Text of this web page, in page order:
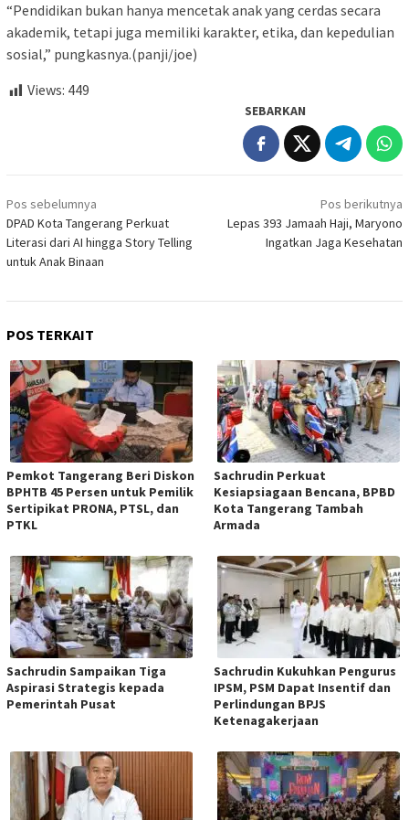
“Pendidikan bukan hanya mencetak anak yang cerdas secara
akademik, tetapi juga memiliki karakter, etika, dan kepedulian
sosial,” pungkasnya.(panji/joe)
Views: 449
SEBARKAN
Navigasi
pos
Pos sebelumnya
DPAD Kota Tangerang Perkuat
Literasi dari AI hingga Story Telling
untuk Anak Binaan
Pos berikutnya
Lepas 393 Jamaah Haji, Maryono
Ingatkan Jaga Kesehatan
POS TERKAIT
Pemkot Tangerang Beri Diskon
BPHTB 45 Persen untuk Pemilik
Sertipikat PRONA, PTSL, dan
PTKL
Sachrudin Perkuat
Kesiapsiagaan Bencana, BPBD
Kota Tangerang Tambah
Armada
Sachrudin Sampaikan Tiga
Aspirasi Strategis kepada
Pemerintah Pusat
Sachrudin Kukuhkan Pengurus
IPSM, PSM Dapat Insentif dan
Perlindungan BPJS
Ketenagakerjaan